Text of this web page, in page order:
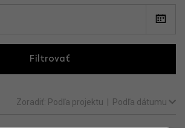
Filtrovať
Zoradiť: Podľa projektu Podľa dátumu